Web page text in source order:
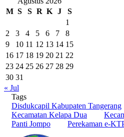
M S S R K J
S
1
2
3 4 5 6 7
8
9
10 11 12 13 14 15
16 17 18 19 20 21 22
23 24 25 26 27 28 29
30 31
« Jul
Tags
Disdukcapil Kabupaten Tangerang
Kecamatan Kelapa Dua
Panti Jompo
Perekaman e-